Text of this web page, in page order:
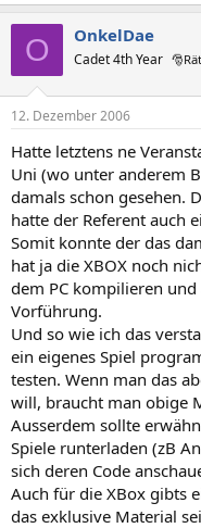
O OnkelDae
Cadet 4th Year
12. Dezember 2006
Hatte letztens ne
Uni (wo unter anderem
damals schon gesehen.
hatte der Referent auch
Somit konnte der das
hat ja die XBOX noch
dem PC kompilieren
Vorführung.
Und so wie ich das
ein eigenes Spiel
testen. Wenn man das
will, braucht man obige
Ausserdem sollte
Spiele runterladen (zB
sich deren Code
Auch für die XBox gibts
das exklusive Material